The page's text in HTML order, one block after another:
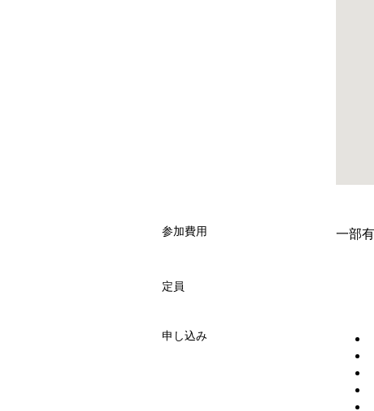
参加費用 一部
定員
申し込み